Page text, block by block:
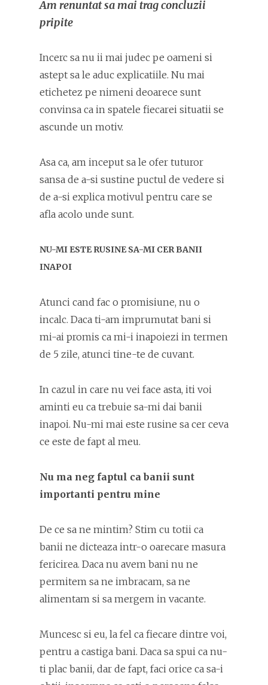
Am renuntat sa mai trag concluzii
pripite
Incerc sa nu ii mai judec pe oameni si
astept sa le aduc explicatiile. Nu mai
etichetez pe nimeni deoarece sunt
convinsa ca in spatele fiecarei situatii se
ascunde un motiv.
Asa ca, am inceput sa le ofer tuturor
sansa de a-si sustine puctul de vedere si
de a-si explica motivul pentru care se
afla acolo unde sunt.
NU-MI ESTE RUSINE SA-MI CER BANII
INAPOI
Atunci cand fac o promisiune, nu o
incalc. Daca ti-am imprumutat bani si
mi-ai promis ca mi-i inapoiezi in termen
de 5 zile, atunci tine-te de cuvant.
In cazul in care nu vei face asta, iti voi
aminti eu ca trebuie sa-mi dai banii
inapoi. Nu-mi mai este rusine sa cer ceva
ce este de fapt al meu.
Nu ma neg faptul ca banii sunt
importanti pentru mine
De ce sa ne mintim? Stim cu totii ca
banii ne dicteaza intr-o oarecare masura
fericirea. Daca nu avem bani nu ne
permitem sa ne imbracam, sa ne
alimentam si sa mergem in vacante.
Muncesc si eu, la fel ca fiecare dintre voi,
pentru a castiga bani. Daca sa spui ca nu-
ti plac banii, dar de fapt, faci orice ca sa-i